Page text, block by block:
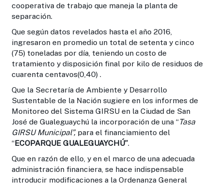
cooperativa de trabajo que maneja la planta de
separación.
Que según datos revelados hasta el año 2016,
ingresaron en promedio un total de setenta y cinco
(75) toneladas por día, teniendo un costo de
tratamiento y disposición final por kilo de residuos de
cuarenta centavos(0,40) .
Que la Secretaría de Ambiente y Desarrollo
Sustentable de la Nación sugiere en los informes de
Monitoreo del Sistema GIRSU en la Ciudad de San
José de Gualeguaychú la incorporación de una “Tasa
GIRSU Municipal”,para el financiamiento del
“ECOPARQUE GUALEGUAYCHÚ”.
Que en razón de ello, y en el marco de una adecuada
administración financiera, se hace indispensable
introducir modificaciones a la Ordenanza General